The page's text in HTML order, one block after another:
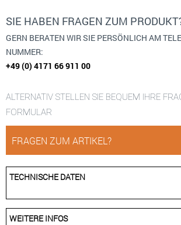
SIE HABEN FRAGEN ZUM
GERN BERATEN WIR SIE PERSÖNLICH AM
NUMMER:
+49 (0) 4171 66 911 00
ALTERNATIV STELLEN SIE BEQUEM IHRE
FORMULAR
FRAGEN ZUM ARTIKEL?
TECHNISCHE DATEN
WEITERE INFOS